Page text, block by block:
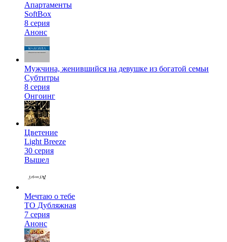
Апартаменты
SoftBox
8 серия
Анонс
Мужчина, женившийся на девушке из богатой семьи
Субтитры
8 серия
Онгоинг
Цветение
Light Breeze
30 серия
Вышел
Мечтаю о тебе
ТО Дубляжная
7 серия
Анонс